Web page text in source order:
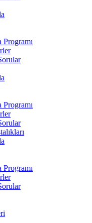
Programı
Programı
Programı